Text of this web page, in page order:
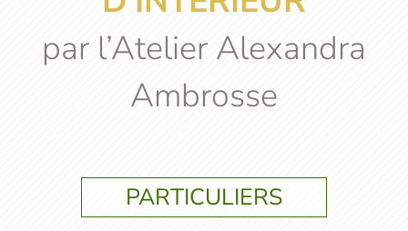
par l’Atelier Alexandra
Ambrosse
PARTICULIERS